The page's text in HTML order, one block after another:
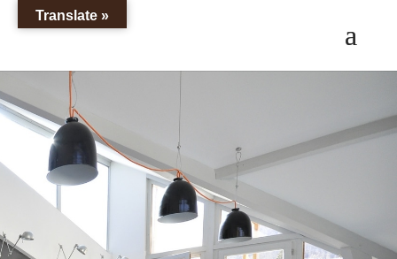
Translate »